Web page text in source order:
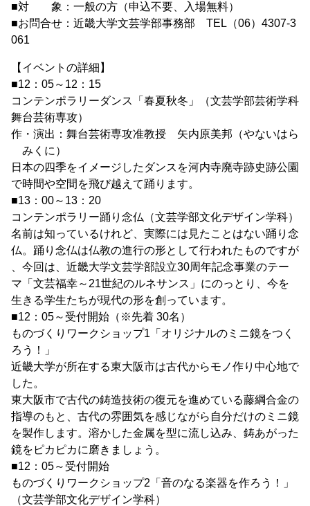
■対 象：一般の方（申込不要、入場無料）
■お問合せ：近畿大学文芸学部事務部 TEL（06）4307-3
061
【イベントの詳細】
■12：05～12：15
コンテンポラリーダンス「春夏秋冬」（文芸学部芸術学科
舞台芸術専攻）
作・演出：舞台芸術専攻准教授 矢内原美邦（やないはら
みくに）
日本の四季をイメージしたダンスを河内寺廃寺跡史跡公園
で時間や空間を飛び越えて踊ります。
■13：00～13：20
コンテンポラリー踊り念仏（文芸学部文化デザイン学科）
名前は知っているけれど、実際には見たことはない踊り念
仏。踊り念仏は仏教の進行の形として行われたものですが
、今回は、近畿大学文芸学部設立30周年記念事業のテー
マ「文芸福幸～21世紀のルネサンス」にのっとり、今を
生きる学生たちが現代の形を創っています。
■12：05～受付開始（※先着 30名）
ものづくりワークショップ1「オリジナルのミニ鏡をつく
ろう！」
近畿大学が所在する東大阪市は古代からモノ作り中心地で
した。
東大阪市で古代の鋳造技術の復元を進めている藤綱合金の
指導のもと、古代の雰囲気を感じながら自分だけのミニ鏡
を製作します。溶かした金属を型に流し込み、鋳あがった
鏡をピカピカに磨きましょう。
■12：05～受付開始
ものづくりワークショップ2「音のなる楽器を作ろう！」
（文芸学部文化デザイン学科）